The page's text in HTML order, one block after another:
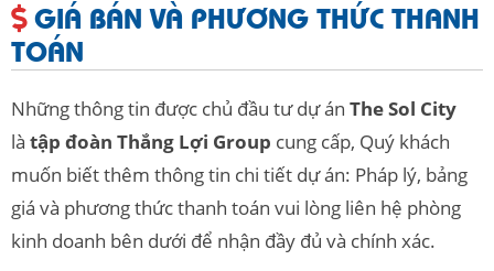
GIÁ BÁN VÀ PHƯƠNG THỨC THANH
TOÁN
Những thông tin được chủ đầu tư dự án The Sol City
là tập đoàn Thắng Lợi Group cung cấp, Quý khách
muốn biết thêm thông tin chi tiết dự án: Pháp lý, bảng
giá và phương thức thanh toán vui lòng liên hệ phòng
kinh doanh bên dưới để nhận đầy đủ và chính xác.